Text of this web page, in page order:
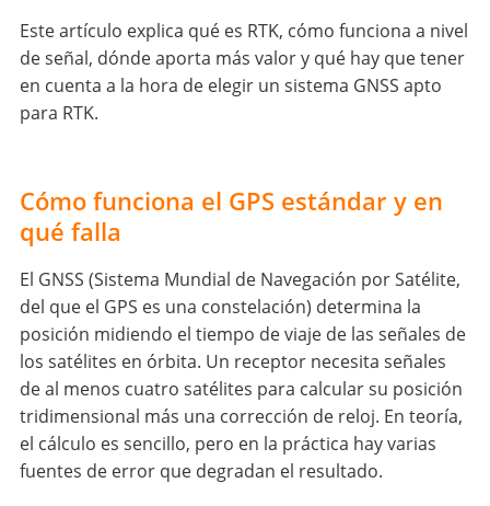
Este artículo explica qué es RTK, cómo funciona a nivel
de señal, dónde aporta más valor y qué hay que tener
en cuenta a la hora de elegir un sistema GNSS apto
para RTK.
Cómo funciona el GPS estándar y en
qué falla
El GNSS (Sistema Mundial de Navegación por Satélite,
del que el GPS es una constelación) determina la
posición midiendo el tiempo de viaje de las señales de
los satélites en órbita. Un receptor necesita señales
de al menos cuatro satélites para calcular su posición
tridimensional más una corrección de reloj. En teoría,
el cálculo es sencillo, pero en la práctica hay varias
fuentes de error que degradan el resultado.